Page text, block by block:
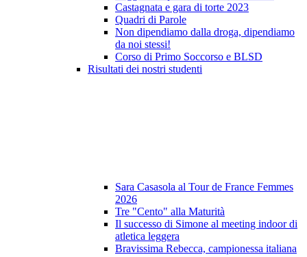
Castagnata e gara di torte 2023
Quadri di Parole
Non dipendiamo dalla droga, dipendiamo
da noi stessi!
Corso di Primo Soccorso e BLSD
Risultati dei nostri studenti
Sara Casasola al Tour de France Femmes
2026
Tre "Cento" alla Maturità
Il successo di Simone al meeting indoor di
atletica leggera
Bravissima Rebecca, campionessa italiana